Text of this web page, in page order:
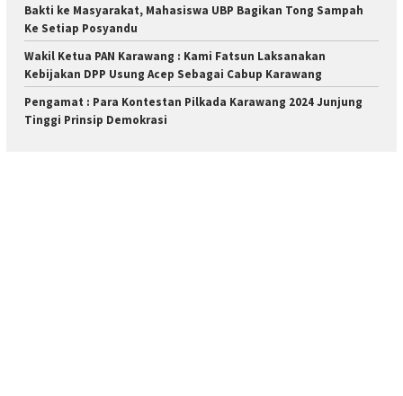
Bakti ke Masyarakat, Mahasiswa UBP Bagikan Tong Sampah
Ke Setiap Posyandu
Wakil Ketua PAN Karawang : Kami Fatsun Laksanakan
Kebijakan DPP Usung Acep Sebagai Cabup Karawang
Pengamat : Para Kontestan Pilkada Karawang 2024 Junjung
Tinggi Prinsip Demokrasi